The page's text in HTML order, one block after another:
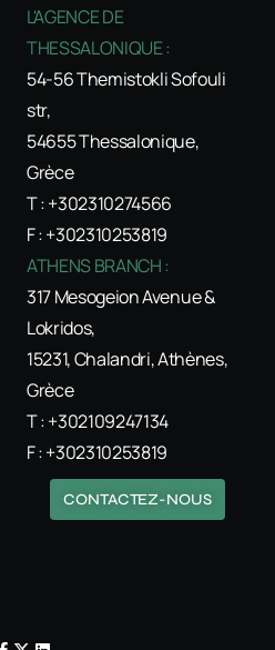
L'AGENCE DE
THESSALONIQUE :
54-56 Themistokli Sofouli
str,
54655 Thessalonique,
Grèce
T : +302310274566
F : +302310253819
ATHENS BRANCH :
317 Mesogeion Avenue &
Lokridos,
15231, Chalandri, Athènes,
Grèce
T : +302109247134
F : +302310253819
CONTACTEZ-NOUS